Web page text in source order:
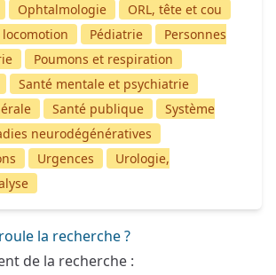
Ophtalmologie
ORL, tête et cou
Pédiatrie
Personnes
Poumons et respiration
Santé mentale et psychiatrie
Santé publique
Système
neurodégénératives
Urgences
Urologie,
la recherche ?
de la recherche :